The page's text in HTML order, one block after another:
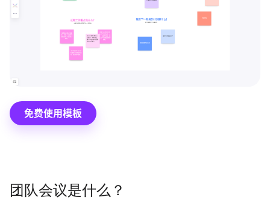
AI生成PPT，支持在线编辑
资源与下载
免费使用模板
团队会议是什么？